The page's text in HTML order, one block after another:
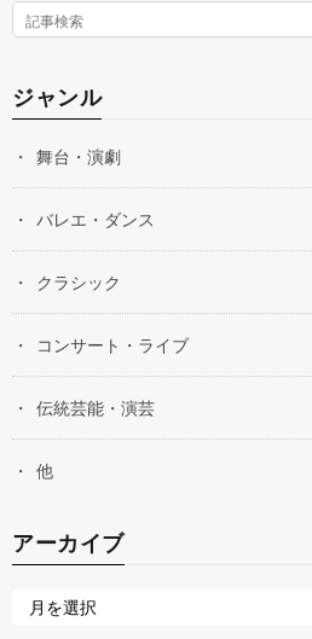
ジャンル
舞台・演劇
バレエ・ダンス
クラシック
コンサート・ライブ
伝統芸能・演芸
他
アーカイブ